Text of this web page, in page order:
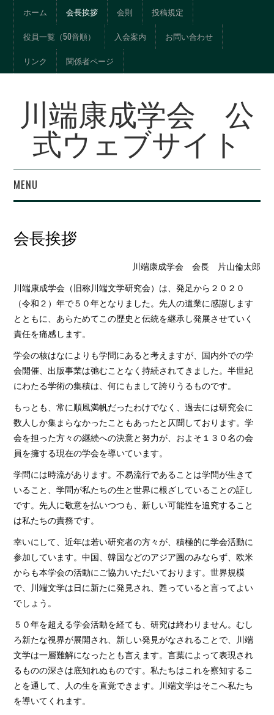
ホーム 会長挨拶 会則 投稿規定
役員一覧（50音順） 入会案内 お問い合わせ
リンク 関係者ページ
川端康成学会 公
式ウェブサイト
MENU
界』総目次
会報
会長挨拶
川端康成学会 会長 片山倫太郎
川端康成学会（旧称川端文学研究会）は、発足から２０２０
（令和２）年で５０年となりました。先人の遺業に感謝します
とともに、あらためてこの歴史と伝統を継承し発展させていく
責任を痛感します。
学会の核はなによりも学問にあると考えますが、国内外での学
会開催、出版事業は弛むことなく持続されてきました。半世紀
にわたる学術の集積は、何にもまして誇りうるものです。
もっとも、常に順風満帆だったわけでなく、過去には研究会に
数人しか集まらなかったこともあったと仄聞しております。学
会を担った方々の継続への決意と努力が、およそ１３０名の会
員を擁する現在の学会を導いています。
学問には時流があります。不易流行であることは学問が生きて
いること、学問が私たちの生と世界に根ざしていることの証し
です。先人に敬意を払いつつも、新しい可能性を追究すること
は私たちの責務です。
幸いにして、近年は若い研究者の方々が、積極的に学会活動に
参加しています。中国、韓国などのアジア圏のみならず、欧米
からも本学会の活動にご協力いただいております。世界規模
で、川端文学は日に新たに発見され、甦っていると言ってよい
でしょう。
５０年を超える学会活動を経ても、研究は終わりません。むし
ろ新たな視界が展開され、新しい発見がなされることで、川端
文学は一層難解になったとも言えます。言葉によって表現され
るものの深さは底知れぬものです。私たちはこれを察知するこ
とを通して、人の生を直覚できます。川端文学はそこへ私たち
を導いてくれます。